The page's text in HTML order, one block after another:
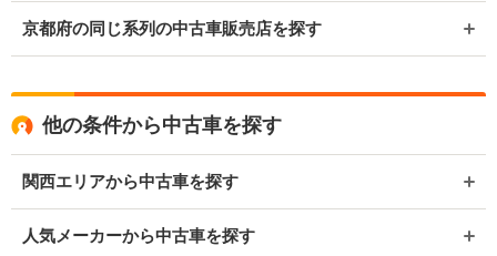
京都府の同じ系列の中古車販売店を探す
他の条件から中古車を探す
関西エリアから中古車を探す
人気メーカーから中古車を探す